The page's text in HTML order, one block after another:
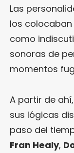
Las
los
como
sonoras de
momentos
A partir de
sus lógicas
paso del
Fran Healy,